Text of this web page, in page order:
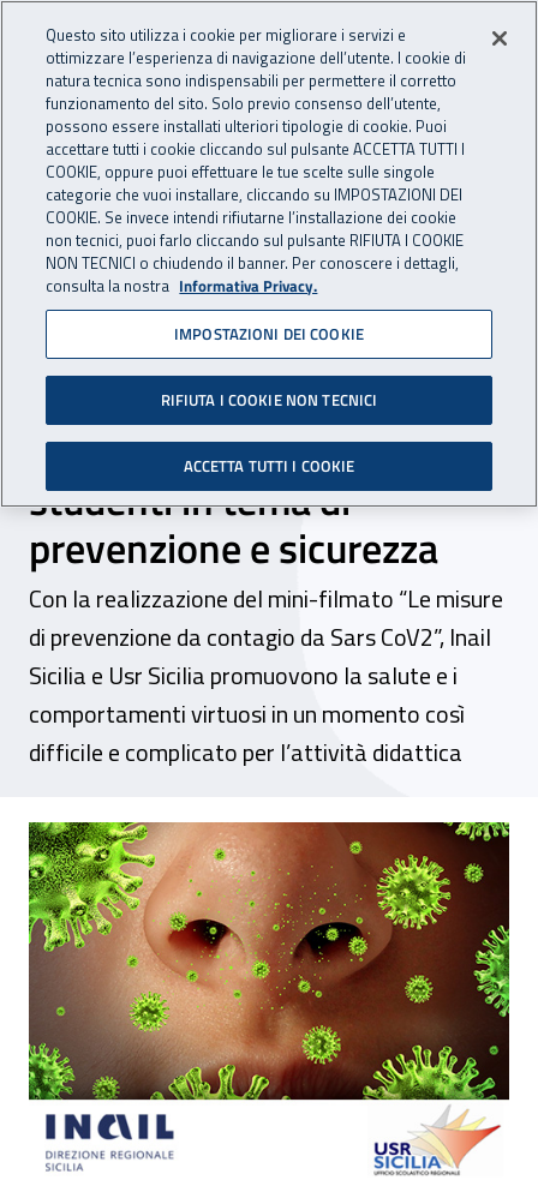
INAIL - Istituto Nazionale
Apri cerca
Navigazione principale
Navigazione - Ti trovi in:
Home Inail comunica News
23 marzo 2021
Sicilia, Covid-19: al via la
campagna di
sensibilizzazione degli
studenti in tema di
prevenzione e sicurezza
Con la realizzazione del mini-filmato “Le misure
di prevenzione da contagio da Sars CoV2”, Inail
Sicilia e Usr Sicilia promuovono la salute e i
comportamenti virtuosi in un momento così
difficile e complicato per l’attività didattica
Sicilia, Covid-19: al via la campagna di
Questo sito utilizza i cookie per migliorare i servizi e
ottimizzare l’esperienza di navigazione dell’utente. I cookie di
natura tecnica sono indispensabili per permettere il corretto
funzionamento del sito. Solo previo consenso dell’utente,
possono essere installati ulteriori tipologie di cookie. Puoi
accettare tutti i cookie cliccando sul pulsante ACCETTA TUTTI I
COOKIE, oppure puoi effettuare le tue scelte sulle singole
categorie che vuoi installare, cliccando su IMPOSTAZIONI DEI
COOKIE. Se invece intendi rifiutarne l’installazione dei cookie
non tecnici, puoi farlo cliccando sul pulsante RIFIUTA I COOKIE
NON TECNICI o chiudendo il banner. Per conoscere i dettagli,
consulta la nostra Informativa Privacy.
IMPOSTAZIONI DEI COOKIE
RIFIUTA I COOKIE NON TECNICI
ACCETTA TUTTI I COOKIE